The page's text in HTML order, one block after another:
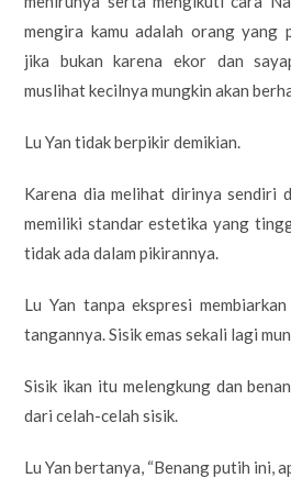
mengira kamu adalah orang yang
jika bukan karena ekor dan
muslihat kecilnya mungkin akan
Lu Yan tidak berpikir demikian.
Karena dia melihat dirinya sendiri
memiliki standar estetika yang
tidak ada dalam pikirannya.
Lu Yan tanpa ekspresi
tangannya. Sisik emas sekali lagi
Sisik ikan itu melengkung dan
dari celah-celah sisik.
Lu Yan bertanya, “Benang putih ini,